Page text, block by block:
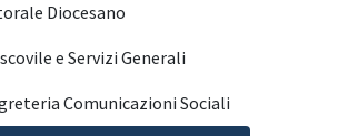
Diocesano
e Servizi Generali
Comunicazioni Sociali